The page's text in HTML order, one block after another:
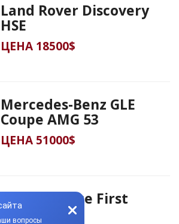
Land Rover Discovery
HSE
ЦЕНА 18500$
Mercedes-Benz GLE
Coupe AMG 53
ЦЕНА 51000$
Jaguar I-Pace First
Edition